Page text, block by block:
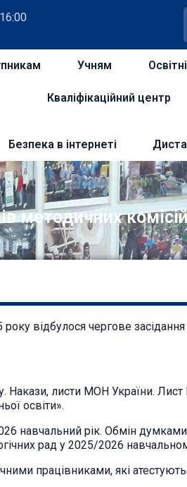
Учням
Кваліфікаційний центр
Безпека в інтернеті
методичних
відбулося чергове засідання
Накази, листи МОН України.
освіти».
навчальний рік. Обмін
рад у 2025/2026
працівниками, які